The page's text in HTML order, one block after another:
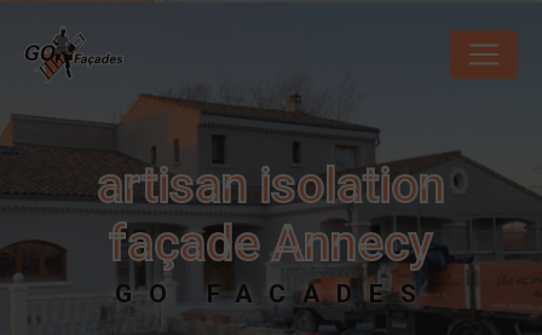
artisan isolation
façade Annecy
GO FACADES